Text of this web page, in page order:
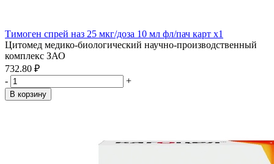
Тимоген спрей наз 25 мкг/доза 10 мл фл/пач карт x1
Цитомед медико-биологический научно-производственный
комплекс ЗАО
732.80 ₽
-
+
В корзину